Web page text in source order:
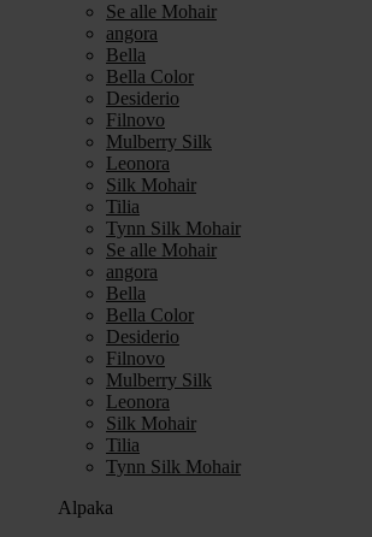
Se alle Mohair
angora
Bella
Bella Color
Desiderio
Filnovo
Mulberry Silk
Leonora
Silk Mohair
Tilia
Tynn Silk Mohair
Se alle Mohair
angora
Bella
Bella Color
Desiderio
Filnovo
Mulberry Silk
Leonora
Silk Mohair
Tilia
Tynn Silk Mohair
Alpaka